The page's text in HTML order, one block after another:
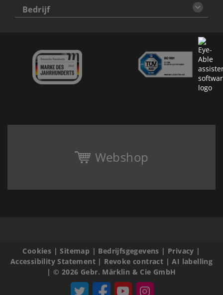
Bedrijf
Webshop
Cookies |Sitemap | Bedrijfsgegevens | Privacy |
Accessibility Statement| Revoke contract |AI labelling
|© 2026 Gebr. Märklin & Cie GmbH